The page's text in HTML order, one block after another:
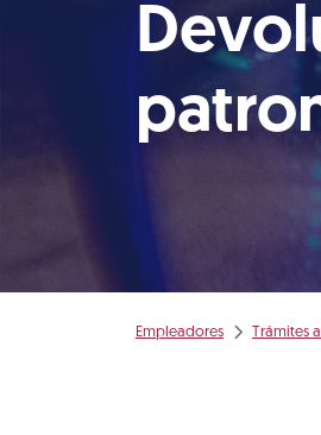
Empleadores Trámites